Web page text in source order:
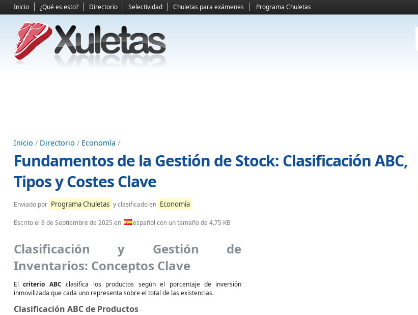
Inicio ¿Qué es esto? Directorio Selectividad Chuletas para exámenes Programa Chuletas
Inicio / Directorio / Economía /
Fundamentos de la Gestión de Stock: Clasificación ABC,
Tipos y Costes Clave
Enviado por Programa Chuletas y clasificado en Economía
Escrito el 8 de Septiembre de 2025 en español con un tamaño de 4,75 KB
Clasificación y Gestión de
Inventarios: Conceptos Clave
Elcriterio ABC clasifica los productos según el porcentaje de inversión
inmovilizada que cada uno representa sobre el total de las existencias.
Clasificación ABC de Productos